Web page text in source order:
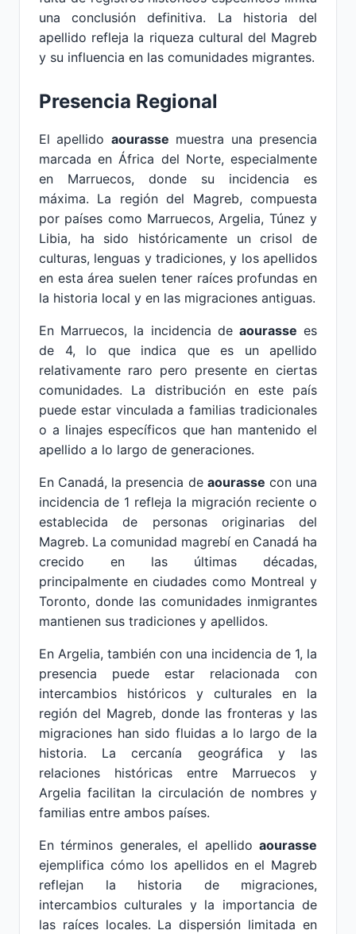
una conclusión definitiva. La historia del
apellido refleja la riqueza cultural del Magreb
y su influencia en las comunidades migrantes.
Presencia Regional
El apellido aourasse muestra una presencia
marcada en África del Norte, especialmente
en Marruecos, donde su incidencia es
máxima. La región del Magreb, compuesta
por países como Marruecos, Argelia, Túnez y
Libia, ha sido históricamente un crisol de
culturas, lenguas y tradiciones, y los apellidos
en esta área suelen tener raíces profundas en
la historia local y en las migraciones antiguas.
En Marruecos, la incidencia de aourasse es
de 4, lo que indica que es un apellido
relativamente raro pero presente en ciertas
comunidades. La distribución en este país
puede estar vinculada a familias tradicionales
o a linajes específicos que han mantenido el
apellido a lo largo de generaciones.
En Canadá, la presencia de aourasse con una
incidencia de 1 refleja la migración reciente o
establecida de personas originarias del
Magreb. La comunidad magrebí en Canadá ha
crecido en las últimas décadas,
principalmente en ciudades como Montreal y
Toronto, donde las comunidades inmigrantes
mantienen sus tradiciones y apellidos.
En Argelia, también con una incidencia de 1, la
presencia puede estar relacionada con
intercambios históricos y culturales en la
región del Magreb, donde las fronteras y las
migraciones han sido fluidas a lo largo de la
historia. La cercanía geográfica y las
relaciones históricas entre Marruecos y
Argelia facilitan la circulación de nombres y
familias entre ambos países.
En términos generales, el apellido aourasse
ejemplifica cómo los apellidos en el Magreb
reflejan la historia de migraciones,
intercambios culturales y la importancia de
las raíces locales. La dispersión limitada en